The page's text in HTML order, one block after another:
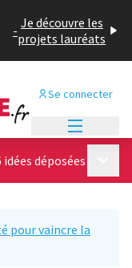
- Je découvre les
projets lauréats
Se connecter
idées déposées
pour vaincre la